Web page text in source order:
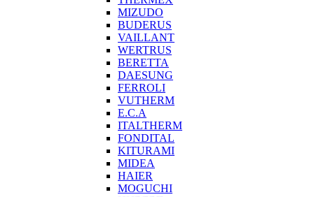
MIZUDO
BUDERUS
VAILLANT
WERTRUS
BERETTA
DAESUNG
FERROLI
VUTHERM
E.C.A
ITALTHERM
FONDITAL
KITURAMI
MIDEA
HAIER
MOGUCHI